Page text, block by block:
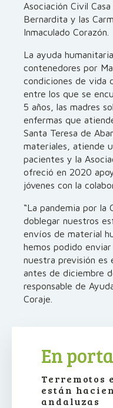
Asociación Civil
Bernardita y las
Inmaculado Corazón.
La ayuda
contenedores por
condiciones de vida
entre los que se
5 años, las madres
enfermas que
Santa Teresa de
materiales, atiende
pacientes y la
ofreció en 2020
jóvenes con la
“La pandemia por la
doblegar nuestros
envíos de material
hemos podido
nuestra previsión es
antes de diciembre
responsable de
Coraje.
En
Terremotos
están
andaluzas